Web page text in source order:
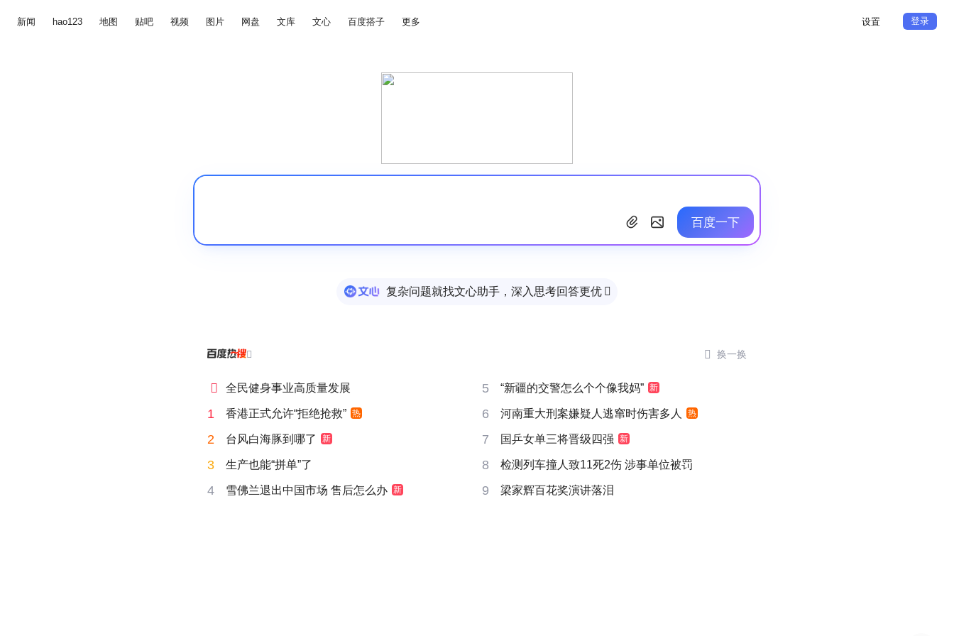
新闻 hao123 地图 贴吧 视频 图片 网盘 文库 文心 百度搭子 更多 设置 登录
百度一下
复杂问题就找文心助手，深入思考回答更优 
  换一换
 全民健身事业高质量发展 5 “新疆的交警怎么个个像我妈” 新
1 香港正式允许“拒绝抢救” 热 6 河南重大刑案嫌疑人逃窜时伤害多人 热
2 台风白海豚到哪了 新 7 国乒女单三将晋级四强 新
3 生产也能“拼单”了 8 检测列车撞人致11死2伤 涉事单位被罚
4 雪佛兰退出中国市场 售后怎么办 新 9 梁家辉百花奖演讲落泪